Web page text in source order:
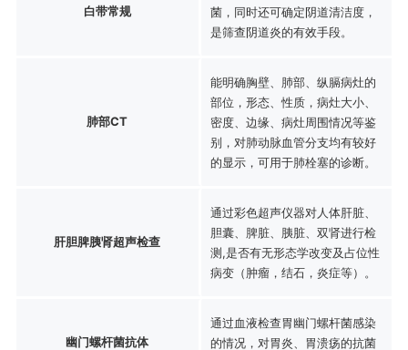
白带常规
菌，同时还可确定阴道清洁度，
是筛查阴道炎的有效手段。
肺部CT
能明确胸壁、肺部、纵膈病灶的
部位，形态、性质，病灶大小、
密度、边缘、病灶周围情况等鉴
别，对肺动脉血管分支均有较好
的显示，可用于肺栓塞的诊断。
肝胆脾胰肾超声检查
通过彩色超声仪器对人体肝脏、
胆囊、脾脏、胰脏、双肾进行检
测,是否有无形态学改变及占位性
病变（肿瘤，结石，炎症等）。
幽门螺杆菌抗体
通过血液检查胃幽门螺杆菌感染
的情况，对胃炎、胃溃疡的抗菌